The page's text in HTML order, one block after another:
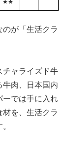
★★
が「生活クラ
チャライズド牛
牛肉、日本国内
ーでは手に入れ
を、生活クラ